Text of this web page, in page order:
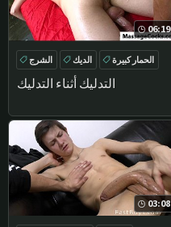
06:19
التدليك أثناء التدليك
الشرج الديك
الحمار كبيرة
ناقتي
03:08